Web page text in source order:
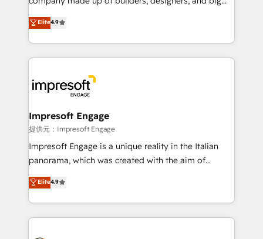
Platform Migration Excellence. • Top 3 Partner of the
Year LATAM 2022, 2023, 2024, 2025. • Partner of the
business with HubSpot? Let Cebra’s experts help
you grow faster, smarter, and with impact.
thinkers. We blend strategy, design, and
development—always fueled by curiosity—to turn
ideas, opportunities, and challenges into meaningful
experiences. To us, technology is more than just
and—most importantly—simple. That’s why we lean
into bold ideas and shape them into thoughtful
products and strategies that actually make a
difference.
Elite4.9
Impresoft Engage
提供元：Impresoft Engage
Impresoft Engage is a unique reality in the Italian
panorama, which was created with the aim of
putting Customer Experience at the center by
creating digital environments capable of integrating
people, processes and data. We offer the best
digital solutions on the market, ranging from CRM
Elite4.9